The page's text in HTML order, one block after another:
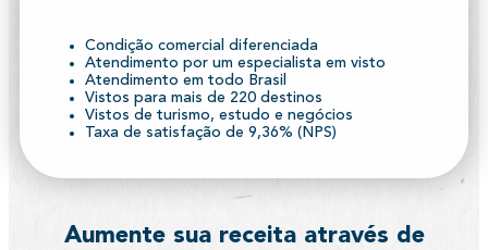
Aumente sua receita através de
Condição comercial diferenciada
Atendimento por um especialista em visto
Atendimento em todo Brasil
Vistos para mais de 220 destinos
Vistos de turismo, estudo e negócios
Taxa de satisfação de 9,36% (NPS)